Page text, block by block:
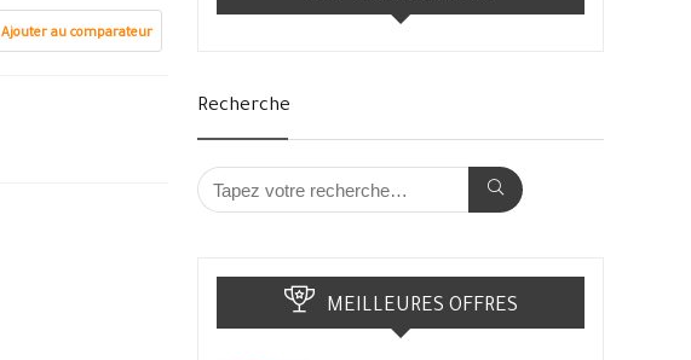
Ajouter au comparateur
Recherche
MEILLEURES OFFRES